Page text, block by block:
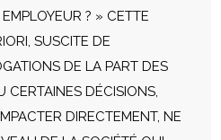
? » CETTE
SUSCITE DE
DE LA PART DES
CERTAINES DÉCISIONS,
DIRECTEMENT, NE